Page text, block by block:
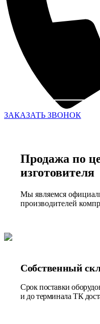
ЗАКАЗАТЬ ЗВОНОК
Продажа по
изготовителя
Мы являемся
производителей
Собственный
Срок поставки
и до терминала ТК